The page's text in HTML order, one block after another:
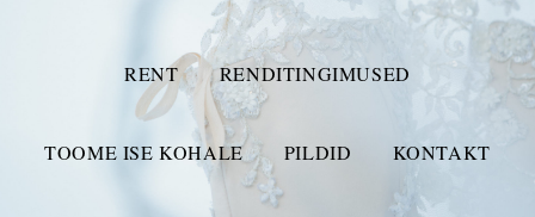
RENT RENDITINGIMUSED
TOOME ISE KOHALE PILDID KONTAKT